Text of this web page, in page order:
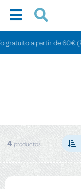
a partir de 60€
4productos